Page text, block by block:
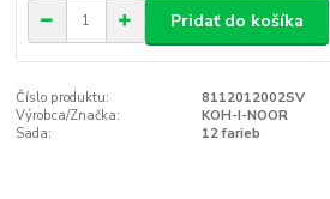
Pridať do košíka
Číslo produktu:
8112012002SV
Výrobca/Značka:
KOH-I-NOOR
Sada:
12 farieb